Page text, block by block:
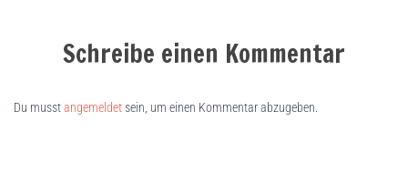
Schreibe einen Kommentar
Du musstangemeldetsein, um einen Kommentar abzugeben.